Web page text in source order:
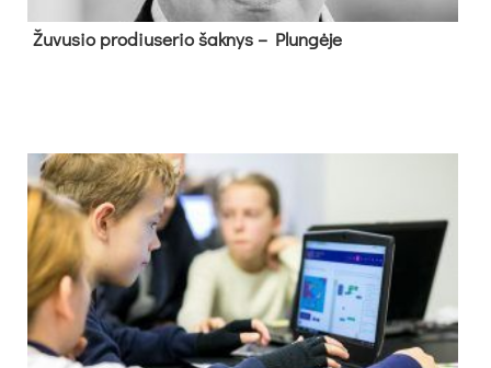
Žu­vu­sio pro­diu­se­rio šak­nys – Plun­gė­je